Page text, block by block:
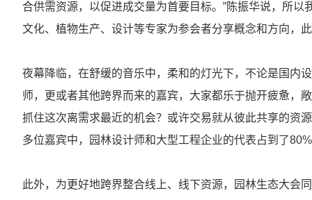
合供需资源，以促进成交量为首要目标。”陈振华说，所
文化、植物生产、设计等专家为参会者分享概念和方向，
夜幕降临，在舒缓的音乐中，柔和的灯光下，不论是国内
师，更或者其他跨界而来的嘉宾，大家都乐于抛开疲惫，
抓住这次离需求最近的机会？或许交易就从彼此共享的资
多位嘉宾中，园林设计师和大型工程企业的代表占到了
此外，为更好地跨界整合线上、线下资源，园林生态大会